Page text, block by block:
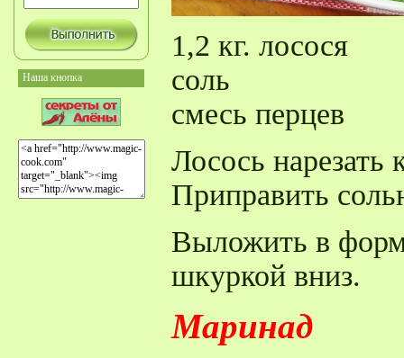
Наша кнопка
1,2 кг. лосося
соль
смесь перцев
Лосось
Приправить
Выложить в
шкуркой вниз.
Маринад